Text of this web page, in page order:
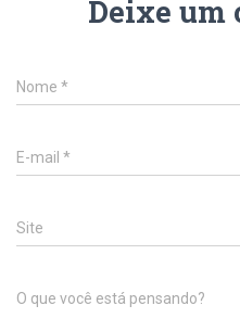
Deixe um
Nome *
E-mail *
Site
O que você está pensando?